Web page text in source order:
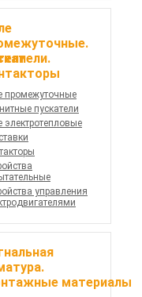
промежуточные
пускатели
электротепловые
управления
материалы